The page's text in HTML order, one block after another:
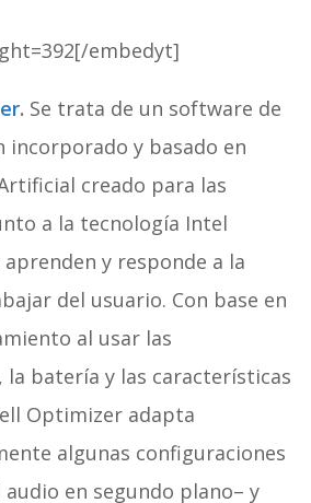
embedyt]
. Se trata de un software de
incorporado y basado en
creado para las
a la tecnología Intel
y responde a la
del usuario. Con base en
al usar las
la batería y las características
Optimizer adapta
algunas configuraciones
audio en segundo plano– y